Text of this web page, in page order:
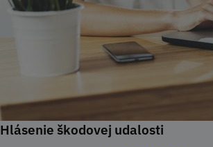
Hlásenie škodovej udalosti